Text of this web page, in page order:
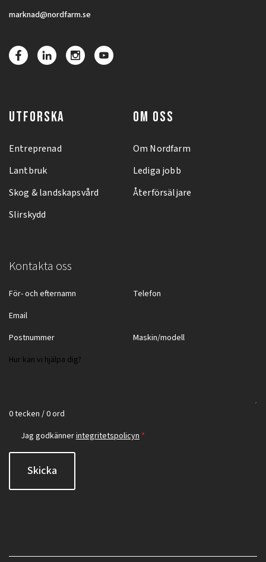
marknad@nordfarm.se
UTFORSKA
Entreprenad
Lantbruk
Skog & landskapsvård
Slirskydd
OM OSS
Om Nordfarm
Lediga jobb
Återförsäljare
Kontakta oss
0 tecken / 0 ord
Jag godkännerintegritetspolicyn *
Skicka